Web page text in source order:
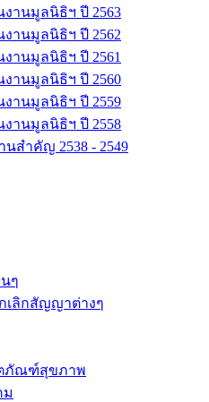
งานมูลนิธิฯ ปี 2563
งานมูลนิธิฯ ปี 2562
งานมูลนิธิฯ ปี 2561
งานมูลนิธิฯ ปี 2560
งานมูลนิธิฯ ปี 2559
งานมูลนิธิฯ ปี 2558
สำคัญ 2538 - 2549
ๆ
เลิกสัญญาต่างๆ
ภัณฑ์สุขภาพ
ม